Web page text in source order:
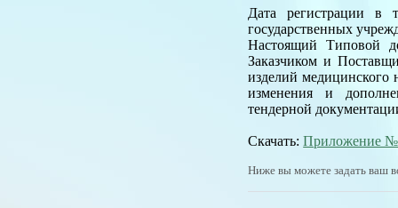
Дата регистрации в
государственных
Настоящий Типовой
Заказчиком и
изделий
изменения и
тендерной
Скачать:Приложение
Ниже вы можете задать ваш